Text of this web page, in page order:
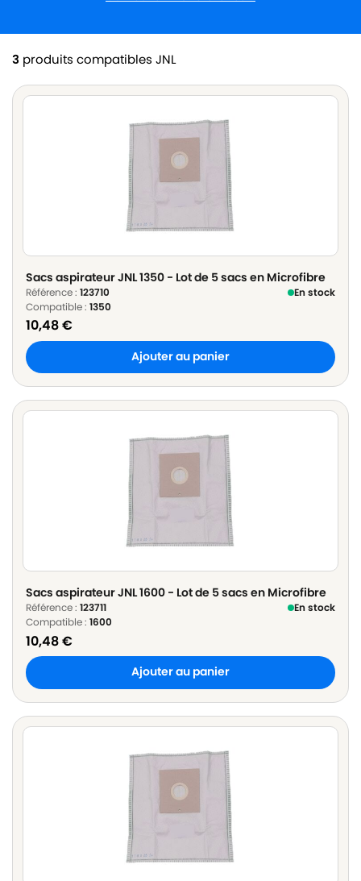
3 produits compatibles JNL
Sacs aspirateur JNL 1350 - Lot de 5 sacs en Microfibre
Référence : 123710
En stock
Compatible : 1350
10,48€
Ajouter au panier
Sacs aspirateur JNL 1600 - Lot de 5 sacs en Microfibre
Référence : 123711
En stock
Compatible : 1600
10,48€
Ajouter au panier